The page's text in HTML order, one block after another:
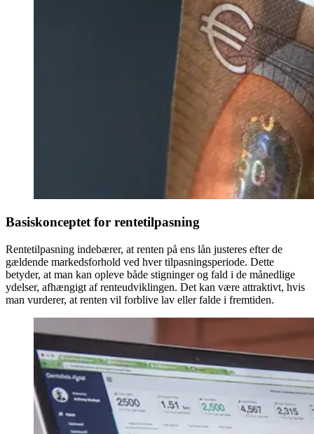
Basiskonceptet for rentetilpasning
Rentetilpasning indebærer, at renten på ens lån justeres efter de
gældende markedsforhold ved hver tilpasningsperiode. Dette
betyder, at man kan opleve både stigninger og fald i de månedlige
ydelser, afhængigt af renteudviklingen. Det kan være attraktivt, hvis
man vurderer, at renten vil forblive lav eller falde i fremtiden.